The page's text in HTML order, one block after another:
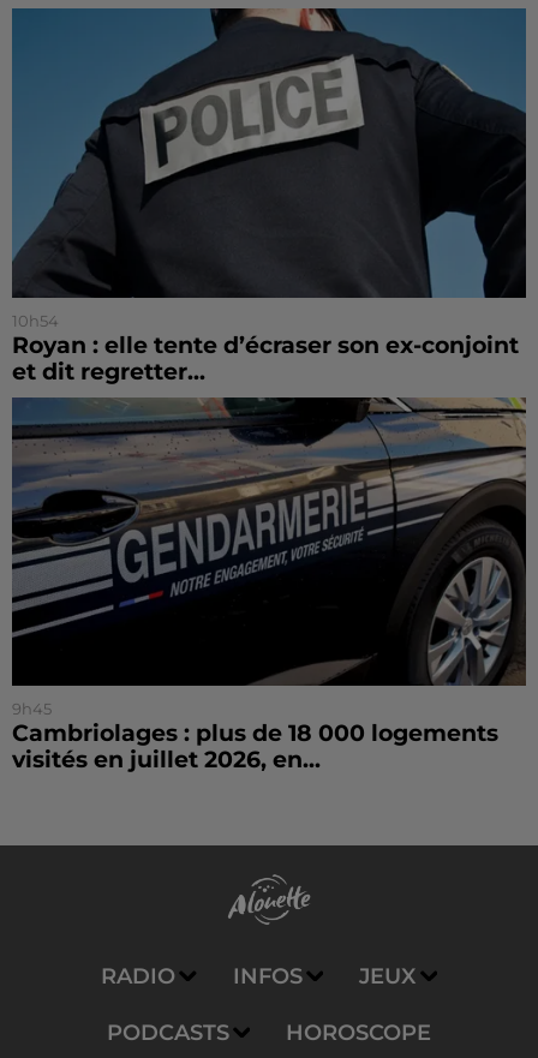
10h54
Royan : elle tente d’écraser son ex-conjoint
et dit regretter...
9h45
Cambriolages : plus de 18 000 logements
visités en juillet 2026, en...
RADIO INFOS JEUX
PODCASTS HOROSCOPE